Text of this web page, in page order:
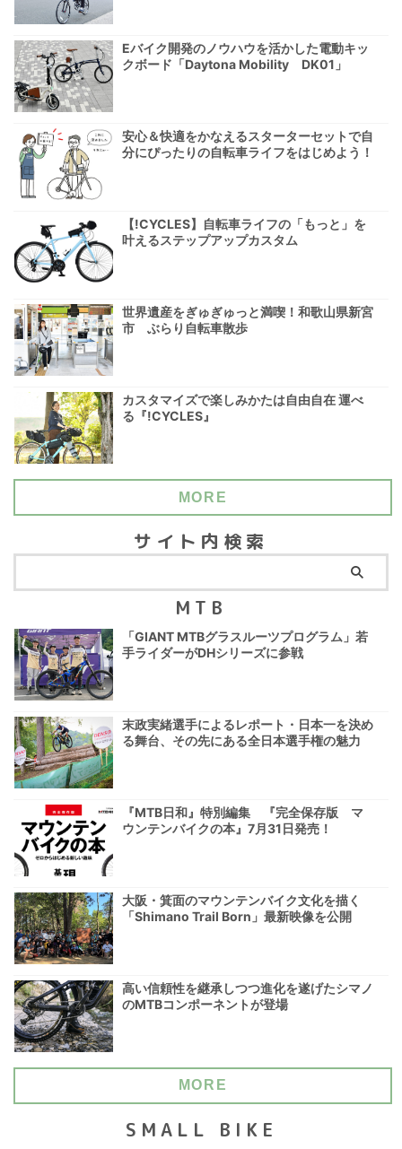
Eバイク開発のノウハウを活かした電動キッ
クボード「Daytona Mobility DK01」
安心＆快適をかなえるスターターセットで自
分にぴったりの自転車ライフをはじめよう！
【!CYCLES】自転車ライフの「もっと」を
叶えるステップアップカスタム
世界遺産をぎゅぎゅっと満喫！和歌山県新宮
市 ぶらり自転車散歩
カスタマイズで楽しみかたは自由自在 運べ
る『!CYCLES』
MORE
サイト内検索
MTB
「GIANT MTBグラスルーツプログラム」若
手ライダーがDHシリーズに参戦
末政実緒選手によるレポート・日本一を決め
る舞台、その先にある全日本選手権の魅力
『MTB日和』特別編集 『完全保存版 マ
ウンテンバイクの本』7月31日発売！
大阪・箕面のマウンテンバイク文化を描く
「Shimano Trail Born」最新映像を公開
高い信頼性を継承しつつ進化を遂げたシマノ
のMTBコンポーネントが登場
MORE
SMALL BIKE